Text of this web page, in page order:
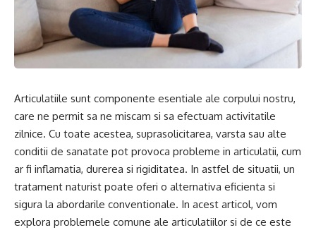
Articulatiile sunt componente esentiale ale corpului nostru,
care ne permit sa ne miscam si sa efectuam activitatile
zilnice. Cu toate acestea, suprasolicitarea, varsta sau alte
conditii de sanatate pot provoca probleme in articulatii, cum
ar fi inflamatia, durerea si rigiditatea. In astfel de situatii, un
tratament naturist poate oferi o alternativa eficienta si
sigura la abordarile conventionale. In acest articol, vom
explora problemele comune ale articulatiilor si de ce este